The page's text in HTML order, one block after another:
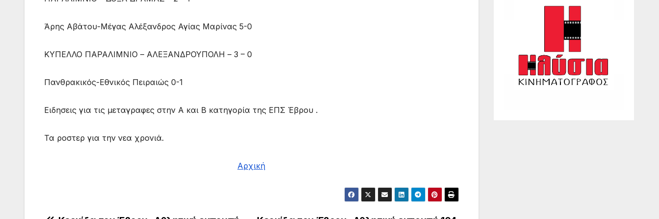
Άρης Αβάτου-Μέγας Αλέξανδρος Αγίας Μαρίνας 5-0
ΚΥΠΕΛΛΟ ΠΑΡΑΛΙΜΝΙΟ – ΑΛΕΞΑΝΔΡΟΥΠΟΛΗ – 3 – 0
Πανθρακικός-Εθνικός Πειραιώς 0-1
Ειδησεις για τις μεταγραφες στην Α και Β κατηγορία της ΕΠΣ Έβρου .
Τα ροστερ για την νεα χρονιά.
Αρχική